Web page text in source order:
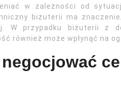
w zależności od
biżuterii ma
W przypadku biżuterii z
również może wpłynąć na